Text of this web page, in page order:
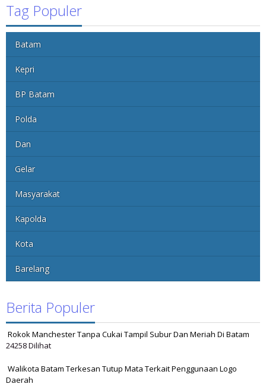
Tag Populer
Batam
Kepri
BP Batam
Polda
Dan
Gelar
Masyarakat
Kapolda
Kota
Barelang
Berita Populer
Rokok Manchester Tanpa Cukai Tampil Subur Dan Meriah Di Batam
24258 Dilihat
Walikota Batam Terkesan Tutup Mata Terkait Penggunaan Logo
Daerah